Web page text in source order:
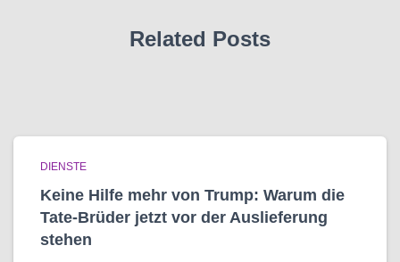
Related Posts
DIENSTE
Keine Hilfe mehr von Trump: Warum die
Tate-Brüder jetzt vor der Auslieferung
stehen